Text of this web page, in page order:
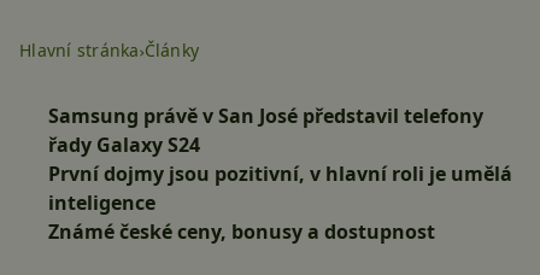
Hlavní stránka Články
Samsung právě v San José představil telefony
řady Galaxy S24
První dojmy jsou pozitivní, v hlavní roli je umělá
inteligence
Známé české ceny, bonusy a dostupnost